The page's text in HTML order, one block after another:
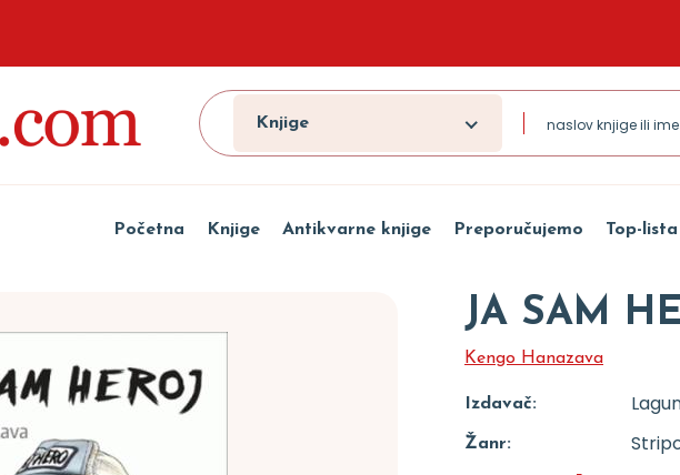
Knjige
Početna Knjige Antikvarne knjige Preporučujemo Top-lista
JA SAM
Kengo Hanazava
Izdavač:
Žanr: